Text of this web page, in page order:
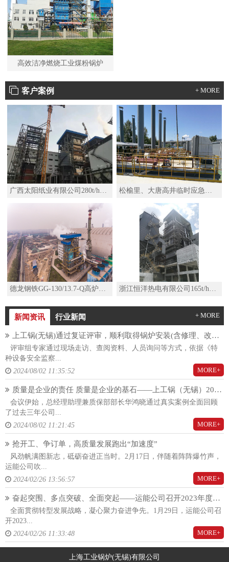
高效洁净燃烧工业煤粉锅炉
客户案例 + MORE
广西太阳纸业有限公司280t/h高温高压锅炉 松榆里、大唐高井临时应急热源项目移动热源机组SZS29-2.5/110/50-Q水管D型燃气锅炉
德龙钢铁GG-130/13.7-Q高炉煤气锅炉 浙江恒洋热电有限公司165t/h高温高压锅炉及其配套系统改造项目
新闻资讯 行业新闻 + MORE
上工锅(无锡)通过复证评审，顺利取得锅炉安装(含修理、改造)(A)许可证！
评审组专家通过现场走访、查阅资料、人员询问等方式，依据《特
种设备安全监察...
2024/08/02 11:35:52
MORE+
质量是企业的责任 质量是企业的基石——上工锅（无锡）2024年度质量大会隆重召开
会议伊始，总经理助理兼质保部部长华鸿晓通过真实案例全面回顾
了过去三年公司...
2024/08/02 11:21:45
MORE+
抢开工、争订单，高质量发展跑出“加速度”
风劲帆满图新志，砥砺奋进正当时。2月17日，伴随着阵阵爆竹声，
运能公司吹...
2024/02/26 13:56:57
MORE+
奋起突围、多点突破、全面突起——运能公司召开2023年度总结暨2024年度工作动员大会
全面贯彻转型发展战略，凝心聚力奋进争先。1月29日，运能公司召
开2023...
2024/02/26 11:33:48
MORE+
上海工业锅炉(无锡)有限公司